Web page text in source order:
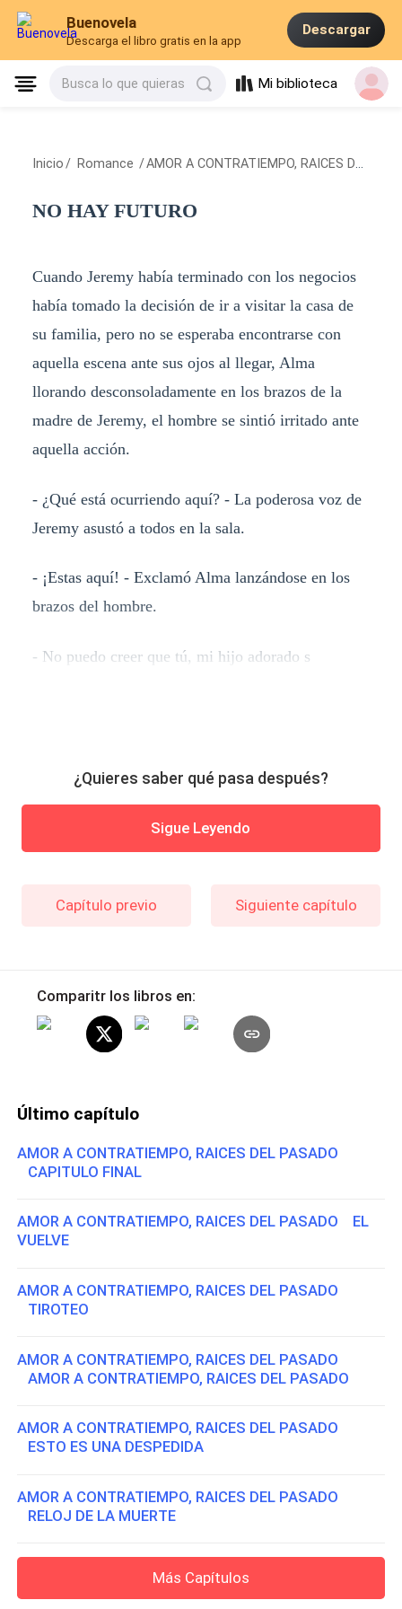
Buenovela
Descarga el libro gratis en la app
Descargar
Busca lo que quieras Mi biblioteca
Inicio / Romance /AMOR A CONTRATIEMPO, RAICES DEL PASADO
NO HAY FUTURO
Cuando Jeremy había terminado con los negocios
había tomado la decisión de ir a visitar la casa de
su familia, pero no se esperaba encontrarse con
aquella escena ante sus ojos al llegar, Alma
llorando desconsoladamente en los brazos de la
madre de Jeremy, el hombre se sintió irritado ante
aquella acción.
- ¿Qué está ocurriendo aquí? - La poderosa voz de
Jeremy asustó a todos en la sala.
- ¡Estas aquí! - Exclamó Alma lanzándose en los
brazos del hombre.
- No puedo creer que tú, mi hijo adorado s
¿Quieres saber qué pasa después?
Sigue Leyendo
Capítulo previo Siguiente capítulo
Comparitr los libros en:
Último capítulo
AMOR A CONTRATIEMPO, RAICES DEL PASADO
CAPITULO FINAL
AMOR A CONTRATIEMPO, RAICES DEL PASADO EL
VUELVE
AMOR A CONTRATIEMPO, RAICES DEL PASADO
TIROTEO
AMOR A CONTRATIEMPO, RAICES DEL PASADO
AMOR A CONTRATIEMPO, RAICES DEL PASADO
AMOR A CONTRATIEMPO, RAICES DEL PASADO
ESTO ES UNA DESPEDIDA
AMOR A CONTRATIEMPO, RAICES DEL PASADO
RELOJ DE LA MUERTE
Más Capítulos